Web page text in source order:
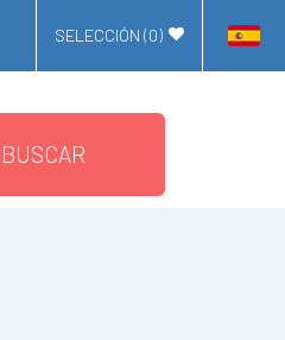
SELECCIÓN (0)
BUSCAR